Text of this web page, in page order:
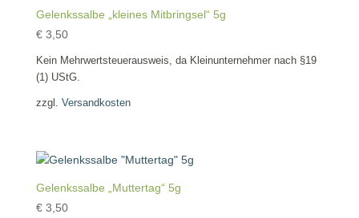
Gelenkssalbe „kleines Mitbringsel“ 5g
€3,50
Kein Mehrwertsteuerausweis, da Kleinunternehmer nach §19
(1) UStG.
zzgl. Versandkosten
Gelenkssalbe „Muttertag“ 5g
€3,50